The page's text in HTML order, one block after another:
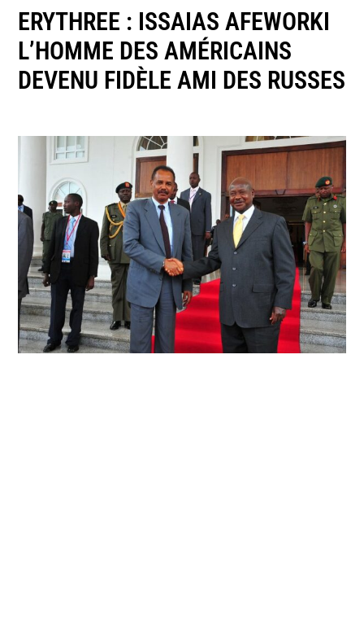
ERYTHREE : ISSAIAS AFEWORKI
L’HOMME DES AMÉRICAINS
DEVENU FIDÈLE AMI DES RUSSES